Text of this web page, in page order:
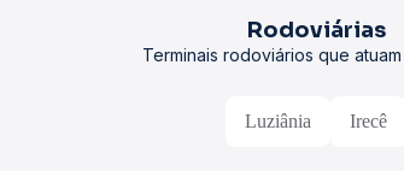
Rodoviárias
Terminais rodoviários que
Luziânia Irecê